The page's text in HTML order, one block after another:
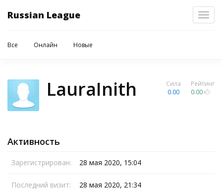
Russian League
Все Онлайн Новые
Рейтинг
0.00
Сила
0.00
LauraInith
Активность
Зарегистрирован: 28 мая 2020, 15:04
Последний визит: 28 мая 2020, 21:34